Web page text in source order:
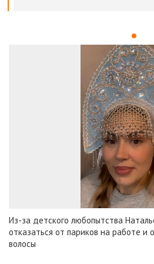
Из-за детского любопытства
отказаться от париков на работе и
волосы